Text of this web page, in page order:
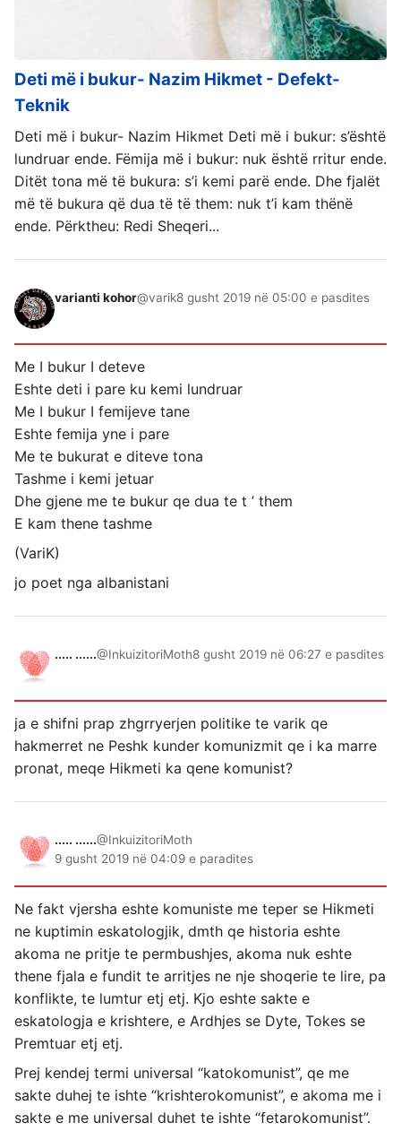
Deti më i bukur- Nazim Hikmet - Defekt-
Teknik
Deti më i bukur- Nazim Hikmet Deti më i bukur: s’është
lundruar ende. Fëmija më i bukur: nuk është rritur ende.
Ditët tona më të bukura: s’i kemi parë ende. Dhe fjalët
më të bukura që dua të të them: nuk t’i kam thënë
ende. Përktheu: Redi Sheqeri...
varianti kohor@varik8 gusht 2019 në 05:00 e pasdites
Me I bukur I deteve
Eshte deti i pare ku kemi lundruar
Me I bukur I femijeve tane
Eshte femija yne i pare
Me te bukurat e diteve tona
Tashme i kemi jetuar
Dhe gjene me te bukur qe dua te t ’ them
E kam thene tashme
(VariK)
jo poet nga albanistani
..... ......@InkuizitoriMoth8 gusht 2019 në 06:27 e pasdites
ja e shifni prap zhgrryerjen politike te varik qe
hakmerret ne Peshk kunder komunizmit qe i ka marre
pronat, meqe Hikmeti ka qene komunist?
..... ......@InkuizitoriMoth
9 gusht 2019 në 04:09 e paradites
Ne fakt vjersha eshte komuniste me teper se Hikmeti
ne kuptimin eskatologjik, dmth qe historia eshte
akoma ne pritje te permbushjes, akoma nuk eshte
thene fjala e fundit te arritjes ne nje shoqerie te lire, pa
konflikte, te lumtur etj etj. Kjo eshte sakte e
eskatologja e krishtere, e Ardhjes se Dyte, Tokes se
Premtuar etj etj.
Prej kendej termi universal “katokomunist”, qe me
sakte duhej te ishte “krishterokomunist”, e akoma me i
sakte e me universal duhet te ishte “fetarokomunist”.